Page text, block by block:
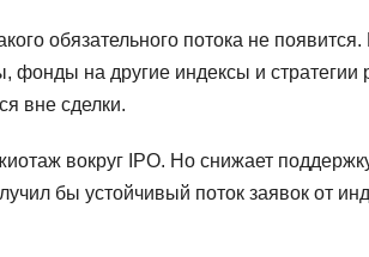
обязательного потока не
фонды на другие индексы и стратегии
вне сделки.
вокруг IPO. Но снижает
бы устойчивый поток заявок от